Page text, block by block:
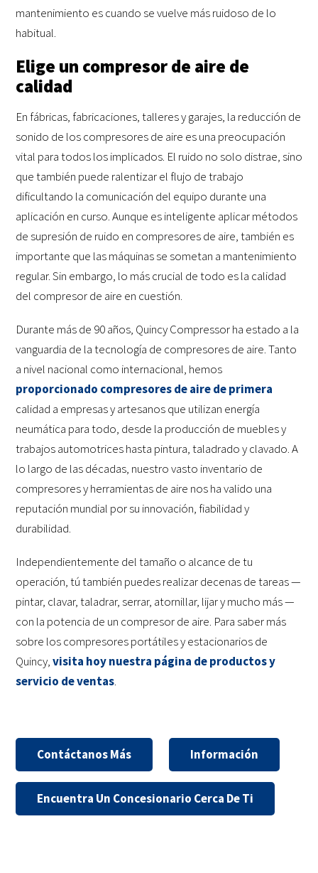
mantenimiento es cuando se vuelve más ruidoso de lo
habitual.
Elige un compresor de aire de
calidad
En fábricas, fabricaciones, talleres y garajes, la reducción de
sonido de los compresores de aire es una preocupación
vital para todos los implicados. El ruido no solo distrae, sino
que también puede ralentizar el flujo de trabajo
dificultando la comunicación del equipo durante una
aplicación en curso. Aunque es inteligente aplicar métodos
de supresión de ruido en compresores de aire, también es
importante que las máquinas se sometan a mantenimiento
regular. Sin embargo, lo más crucial de todo es la calidad
del compresor de aire en cuestión.
Durante más de 90 años, Quincy Compressor ha estado a la
vanguardia de la tecnología de compresores de aire. Tanto
a nivel nacional como internacional, hemos
proporcionado compresores de aire de primera
calidad a empresas y artesanos que utilizan energía
neumática para todo, desde la producción de muebles y
trabajos automotrices hasta pintura, taladrado y clavado. A
lo largo de las décadas, nuestro vasto inventario de
compresores y herramientas de aire nos ha valido una
reputación mundial por su innovación, fiabilidad y
durabilidad.
Independientemente del tamaño o alcance de tu
operación, tú también puedes realizar decenas de tareas —
pintar, clavar, taladrar, serrar, atornillar, lijar y mucho más —
con la potencia de un compresor de aire. Para saber más
sobre los compresores portátiles y estacionarios de
Quincy,visita hoy nuestra página de productos y
servicio de ventas.
Contáctanos Más Información
Encuentra Un Concesionario Cerca De Ti